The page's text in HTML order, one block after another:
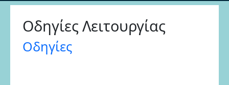
Οδηγίες Λειτουργίας
Οδηγίες